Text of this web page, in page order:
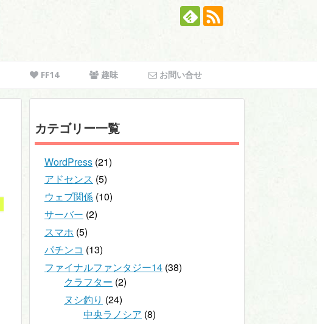
FF14 趣味 お問い合せ
カテゴリー一覧
WordPress (21)
アドセンス (5)
ウェブ関係 (10)
サーバー (2)
スマホ (5)
パチンコ (13)
ファイナルファンタジー14 (38)
クラフター (2)
ヌシ釣り (24)
中央ラノシア (8)